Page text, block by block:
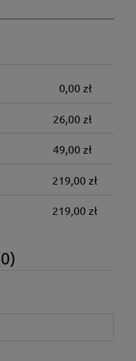
płatności
0,00 zł
26,00 zł
49,00 zł
219,00 zł
219,00 zł